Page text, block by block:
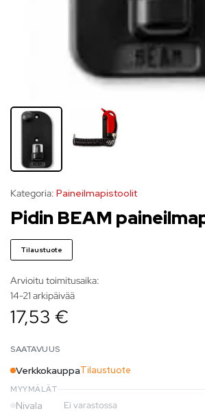
Kategoria: Paineilmapistoolit
Pidin BEAM
Tilaustuote
Arvioitu toimitusaika:
14-21 arkipäivää
17,53 €
SAATAVUUS
VerkkokauppaTilaustuote
MYYMÄLÄT
Nivala Ei varastossa